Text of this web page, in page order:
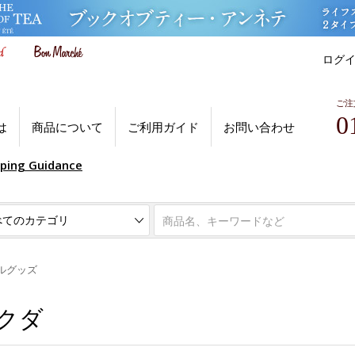
ログ
商品について ご利用ガイド お問い合わせ
ご
Guidance
グッズ
ダ